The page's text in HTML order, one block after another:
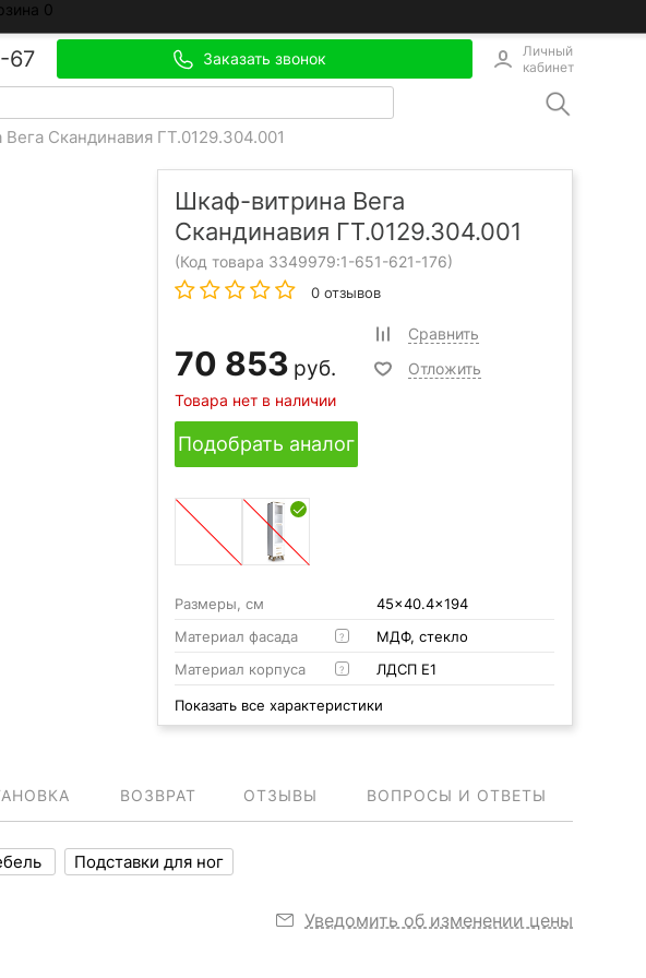
0
67 Заказать звонок
Личный
кабинет
Скандинавия ГТ.0129.304.001
Шкаф-витрина Вега
Скандинавия ГТ.0129.304.001
(Код товара 3349979:1-651-621-176)
0 отзывов
70 853 руб.
Товара нет в наличии
Сравнить
Отложить
Подобрать аналог
Размеры, см
45x40.4x194
Материал фасада
?
МДФ, стекло
Материал корпуса
? ЛДСП Е1
Показать все характеристики
ВОЗВРАТ ОТЗЫВЫ ВОПРОСЫ И ОТВЕТЫ
Подставки для ног
Уведомить об изменении цены